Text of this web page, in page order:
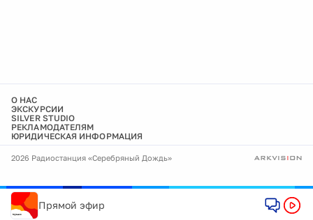
О НАС
ЭКСКУРСИИ
SILVER STUDIO
РЕКЛАМОДАТЕЛЯМ
ЮРИДИЧЕСКАЯ ИНФОРМАЦИЯ
2026 Радиостанция «Серебряный Дождь»
Прямой эфир